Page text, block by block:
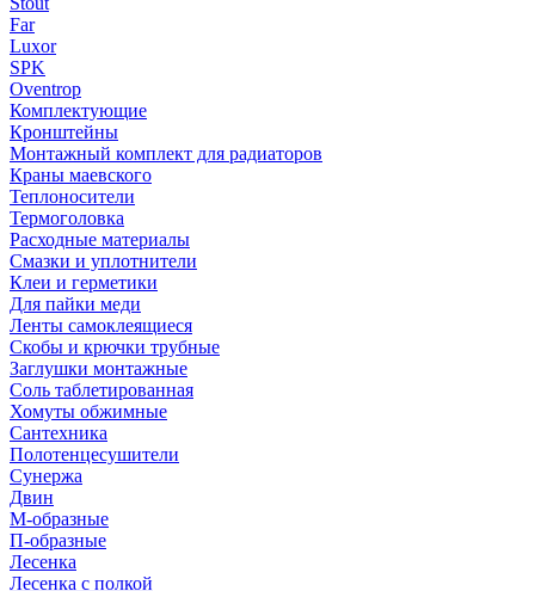
Far
Luxor
SPK
Oventrop
Комплектующие
Кронштейны
Монтажный комплект для радиаторов
Краны маевского
Теплоносители
Термоголовка
Расходные материалы
Смазки и уплотнители
Клеи и герметики
Для пайки меди
Ленты самоклеящиеся
Скобы и крючки трубные
Заглушки монтажные
Соль таблетированная
Хомуты обжимные
Сантехника
Полотенцесушители
Сунержа
Двин
М-образные
П-образные
Лесенка
Лесенка с полкой